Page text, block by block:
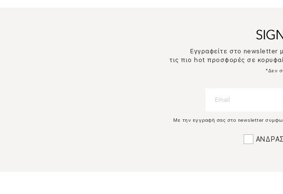
Εγγραφείτε στο newsletter
τις πιο hot προσφορές σε
*Δεν
Με την εγγραφή σας στο newsletter
ΑΝΔΡΑΣ